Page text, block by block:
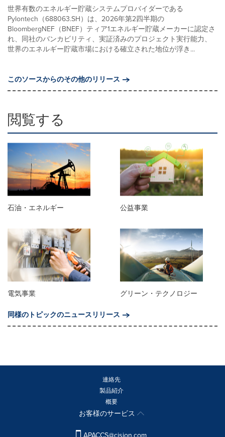
世界有数のエネルギー貯蔵システムプロバイダーである
Pylontech（688063.SH）は、2026年第2四半期の
BloombergNEF（BNEF）ティア1エネルギー貯蔵メーカーに認定さ
れ、同社のバンカビリティ、実証済みのプロジェクト実行能力、
世界のエネルギー貯蔵市場における確立された地位が浮き...
このソースからのその他のリリース
閲覧する
石油・エネルギー 公益事業
電気事業
グリーン・テクノロジー
同様のトピックのニュースリリース
連絡先
製品紹介
概要
お客様のサービス